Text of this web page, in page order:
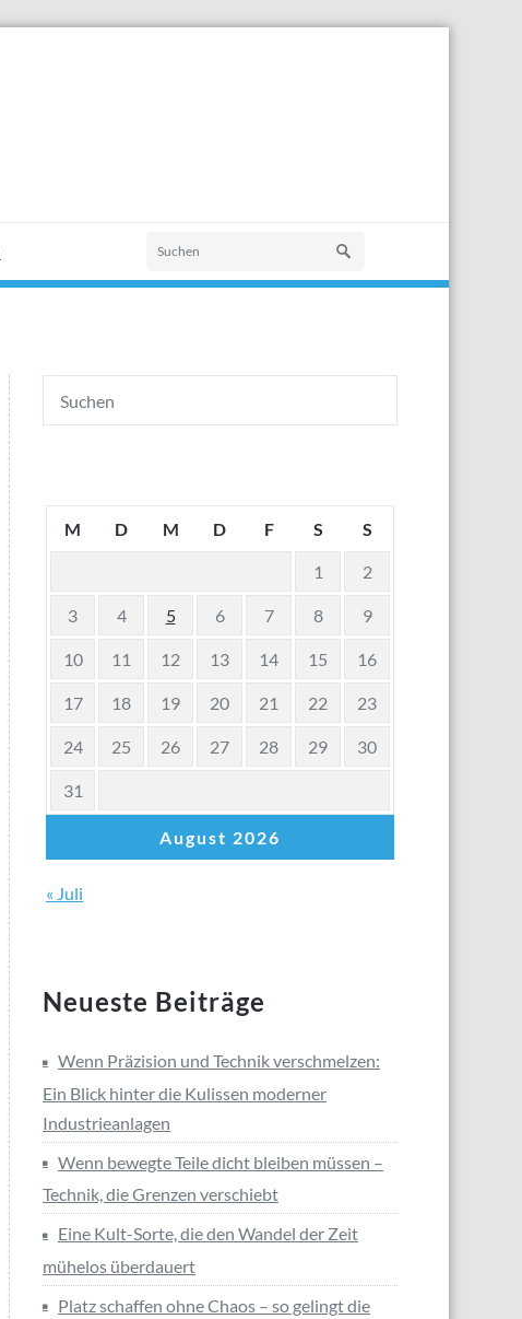
August 2026
M D M D F S S
1 2
3 4 5 6 7 8 9
10 11 12 13 14 15 16
17 18 19 20 21 22 23
24 25 26 27 28 29 30
31
« Juli
Neueste Beiträge
Wenn Präzision und Technik verschmelzen:
Ein Blick hinter die Kulissen moderner
Industrieanlagen
Wenn bewegte Teile dicht bleiben müssen –
Technik, die Grenzen verschiebt
Eine Kult-Sorte, die den Wandel der Zeit
mühelos überdauert
Platz schaffen ohne Chaos – so gelingt die